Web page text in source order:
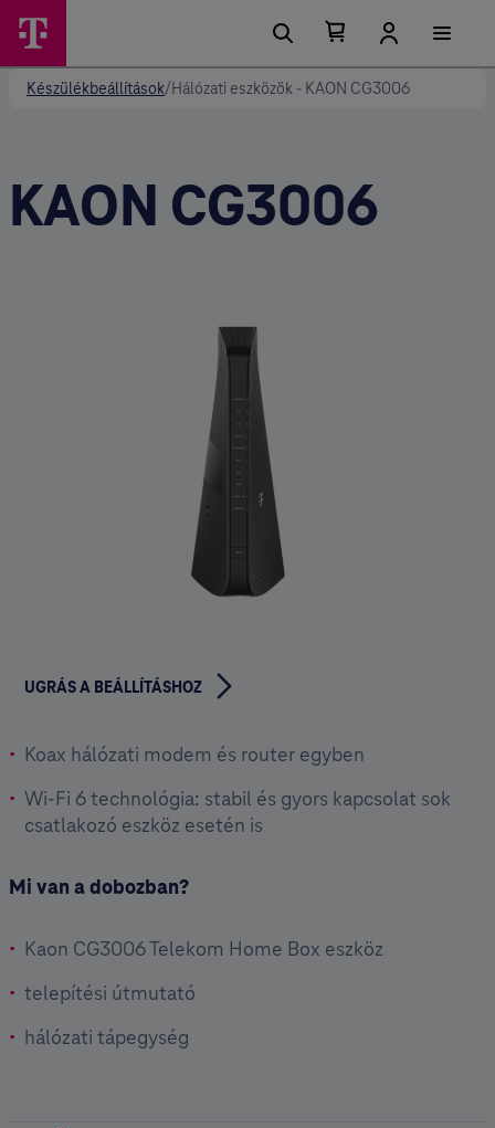
Készülékbeállítások/Hálózati eszközök - KAON CG3006
KAON CG3006
UGRÁS A BEÁLLÍTÁSHOZ
Koax hálózati modem és router egyben
Wi-Fi 6 technológia: stabil és gyors kapcsolat sok
csatlakozó eszköz esetén is
Mi van a dobozban?
Kaon CG3006 Telekom Home Box eszköz
telepítési útmutató
hálózati tápegység